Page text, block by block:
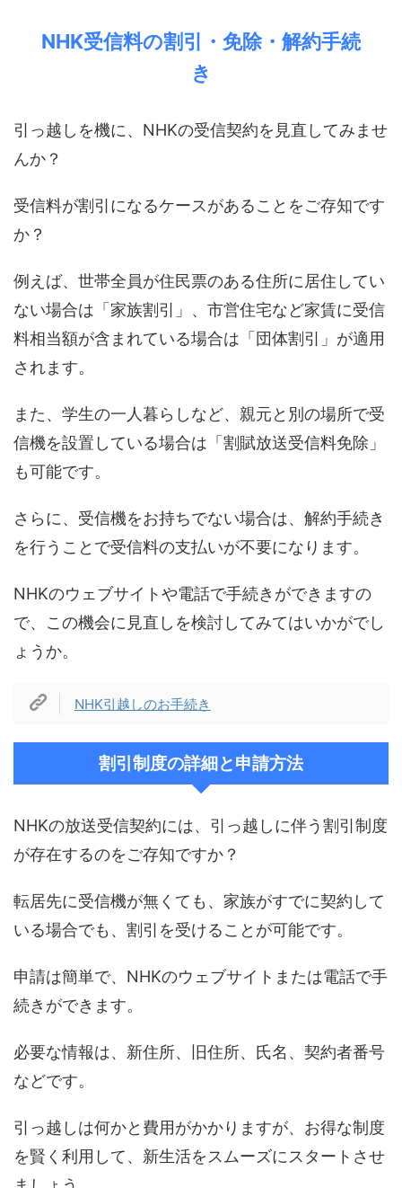
NHK受信料の割引・免除・解約手続
き
引っ越しを機に、NHKの受信契約を見直してみませ
んか？
受信料が割引になるケースがあることをご存知です
か？
例えば、世帯全員が住民票のある住所に居住してい
ない場合は「家族割引」、市営住宅など家賃に受信
料相当額が含まれている場合は「団体割引」が適用
されます。
また、学生の一人暮らしなど、親元と別の場所で受
信機を設置している場合は「割賦放送受信料免除」
も可能です。
さらに、受信機をお持ちでない場合は、解約手続き
を行うことで受信料の支払いが不要になります。
NHKのウェブサイトや電話で手続きができますの
で、この機会に見直しを検討してみてはいかがでし
ょうか。
NHK引越しのお手続き
割引制度の詳細と申請方法
NHKの放送受信契約には、引っ越しに伴う割引制度
が存在するのをご存知ですか？
転居先に受信機が無くても、家族がすでに契約して
いる場合でも、割引を受けることが可能です。
申請は簡単で、NHKのウェブサイトまたは電話で手
続きができます。
必要な情報は、新住所、旧住所、氏名、契約者番号
などです。
引っ越しは何かと費用がかかりますが、お得な制度
を賢く利用して、新生活をスムーズにスタートさせ